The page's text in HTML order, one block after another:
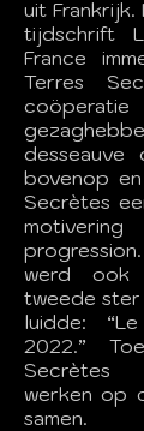
uit Frankrijk.
tijdschrift
France
Terres
bovenop
Secrètes
werd ook
tweede ster
luidde:
2022.”
Secrètes
werken op
samen.